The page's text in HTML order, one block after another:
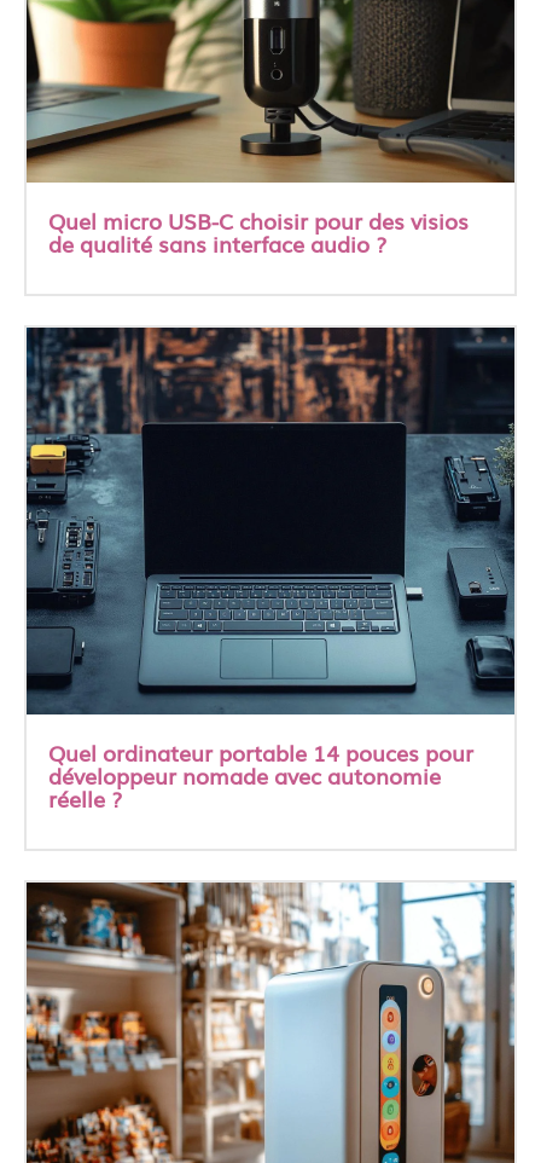
Quel micro USB-C choisir pour des visios
de qualité sans interface audio ?
Quel ordinateur portable 14 pouces pour
développeur nomade avec autonomie
réelle ?